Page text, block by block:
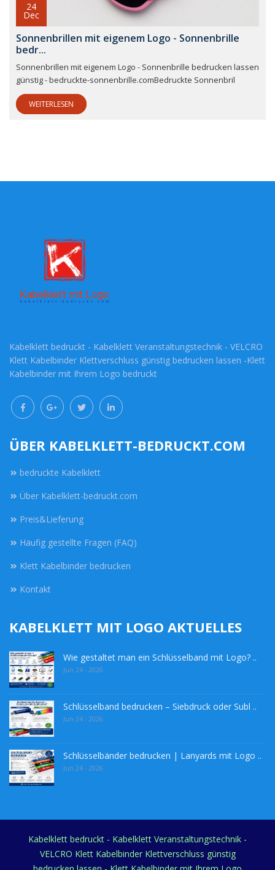
24
Dec
Sonnenbrillen mit eigenem Logo - Sonnenbrille
bedr...
Sonnenbrillen mit eigenem Logo - Sonnenbrille bedrucken lassen
günstig - bedruckte-sonnenbrille.comBedruckte Sonnenbril
WEITERLESEN
Kabelklett bedruckt - Kabelklett Veranstaltungstechnik - VELCRO
Klett Kabelbinder Klettverschluss günstig bedrucken lassen -Klett
Kabelbinder mit Ihrem Logo bedruckt
ÜBER KABELKLETT-BEDRUCKT.COM
bedruckte Kabelklett
Über Kabelklett-bedruckt.com
Preis&Lieferung
Häufig gestellte Fragen (FAQ)
Klett Kabelbinder bedrucken
Kontakt
KABELKLETT MIT LOGO AKTUELLES
Wie gestaltet man ein Schlüsselband mit Logo? ..
Jun 24 - 2026
Schlüsselband bedrucken – Siebdruck oder Subl ..
Jun 24 - 2026
Schlüsselbänder bedrucken | Lanyards mit Logo ..
Jun 24 - 2026
Kabelklett bedruckt - Kabelklett Veranstaltungstechnik -
VELCRO Klett Kabelbinder Klettverschluss günstig